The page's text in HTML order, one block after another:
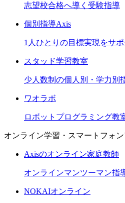
志望校合格へ導く受験指導
個別指導Axis
1人ひとりの目標実現をサポ
スタッド学習教室
少人数制の個人別・学力別
ワオラボ
ロボットプログラミング教
オンライン学習・スマートフォン
Axisのオンライン家庭教師
オンラインマンツーマン指
NOKAIオンライン